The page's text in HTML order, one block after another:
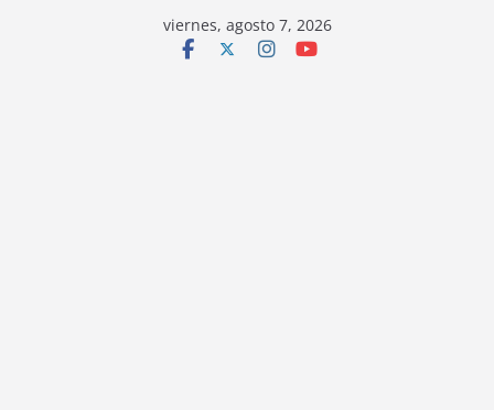
viernes, agosto 7, 2026